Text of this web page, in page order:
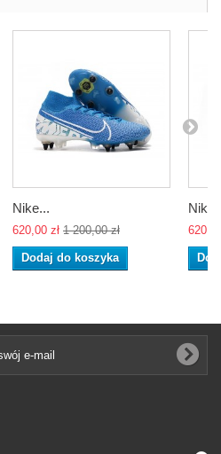
Nike...
620,00 zł 1 200,00 zł
Dodaj do koszyka